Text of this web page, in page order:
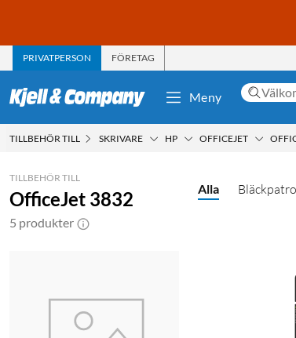
PRIVATPERSON FÖRETAG
Meny
TILLBEHÖR TILL SKRIVARE HP OFFICEJET
TILLBEHÖR TILL
OfficeJet 3832
5 produkter
Alla